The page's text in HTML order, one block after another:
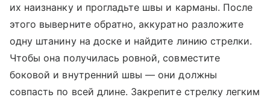
их наизнанку и прогладьте швы и карманы. После
этого выверните обратно, аккуратно разложите
одну штанину на доске и найдите линию стрелки.
Чтобы она получилась ровной, совместите
боковой и внутренний швы — они должны
совпасть по всей длине. Закрепите стрелку легким